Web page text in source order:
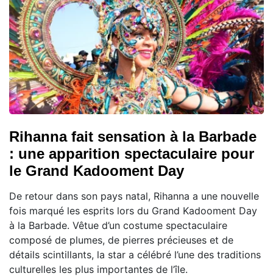
Rihanna fait sensation à la Barbade
: une apparition spectaculaire pour
le Grand Kadooment Day
De retour dans son pays natal, Rihanna a une nouvelle
fois marqué les esprits lors du Grand Kadooment Day
à la Barbade. Vêtue d’un costume spectaculaire
composé de plumes, de pierres précieuses et de
détails scintillants, la star a célébré l’une des traditions
culturelles les plus importantes de l’île.